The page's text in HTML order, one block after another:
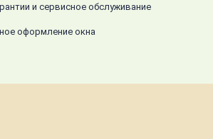
и сервисное обслуживание
оформление окна